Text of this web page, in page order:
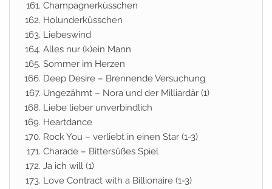
Champagnerküsschen
Holunderküsschen
Liebeswind
Alles nur (k)ein Mann
Sommer im Herzen
Deep Desire – Brennende Versuchung
Ungezähmt – Nora und der Milliardär (1)
Liebe lieber unverbindlich
Heartdance
Rock You – verliebt in einen Star (1-3)
Charade – Bittersüßes Spiel
Ja ich will (1)
Love Contract with a Billionaire (1-3)